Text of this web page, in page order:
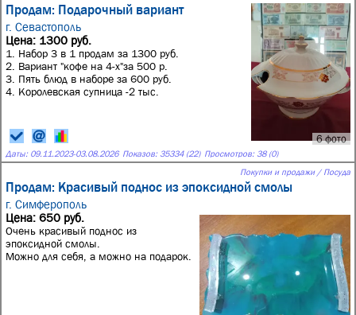
Продам: Подарочный вариант
г. Севастополь
6 фото
Цена: 1300 руб.
1. Набор 3 в 1 продам за 1300 руб.
2. Вариант "кофе на 4-х"за 500 р.
3. Пять блюд в наборе за 600 руб.
4. Королевская супница -2 тыс.
Даты: 09.11.2023-03.08.2026 Показов: 35334 (22) Просмотров: 38 (0)
Покупки и продажи / Посуда
Продам: Красивый поднос из эпоксидной смолы
г. Симферополь
Цена: 650 руб.
Очень красивый поднос из
эпоксидной смолы.
Можно для себя, а можно на подарок.